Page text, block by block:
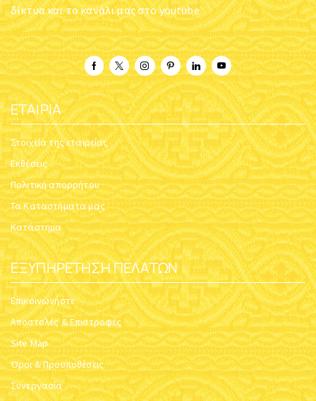
δίκτυα και το κανάλι μας στο youtube
ΕΤΑΙΡΊΑ
Στοιχεία της εταιρείας
Εκθέσεις
Πολιτική απορρήτου
Τα Καταστήματα μας
Κατάστημα
ΕΞΥΠΗΡΈΤΗΣΗ ΠΕΛΑΤΏΝ
Επικοινωνήστε
Αποστολές & Επιστροφές
Site Map
Όροι & Προϋποθέσεις
Συνεργασία